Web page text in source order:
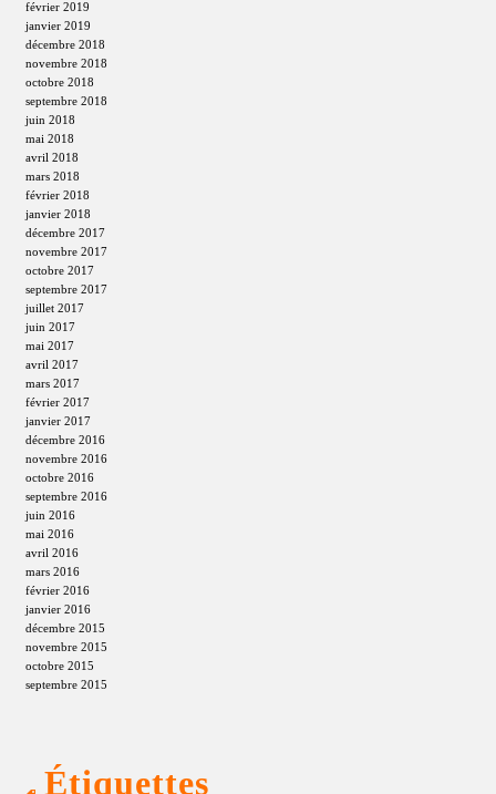
février 2019
janvier 2019
décembre 2018
novembre 2018
octobre 2018
septembre 2018
juin 2018
mai 2018
avril 2018
mars 2018
février 2018
janvier 2018
décembre 2017
novembre 2017
octobre 2017
septembre 2017
juillet 2017
juin 2017
mai 2017
avril 2017
mars 2017
février 2017
janvier 2017
décembre 2016
novembre 2016
octobre 2016
septembre 2016
juin 2016
mai 2016
avril 2016
mars 2016
février 2016
janvier 2016
décembre 2015
novembre 2015
octobre 2015
septembre 2015
Étiquettes